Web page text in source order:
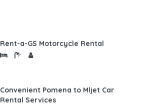
Rent-a-GS Motorcycle Rental
Convenient Pomena to Mljet Car
Rental Services